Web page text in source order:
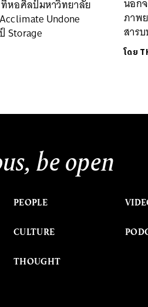
หอศิลป์มหาวิทยาลัย
Undone
Storage
ภาพ
สาร
โดย
be open
PEOPLE
CULTURE
THOUGHT